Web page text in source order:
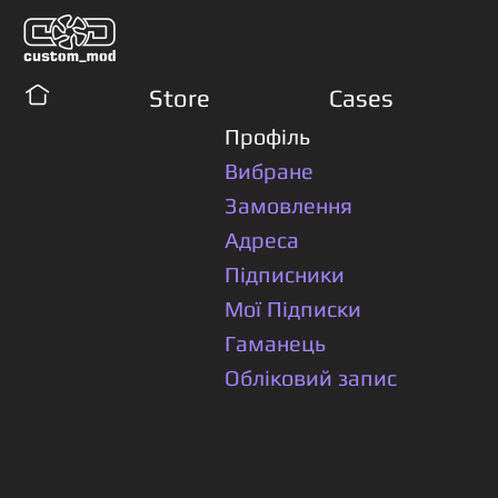
Store Cases
Профіль
Вибране
Замовлення
Адреса
Підписники
Мої Підписки
Гаманець
Обліковий запис